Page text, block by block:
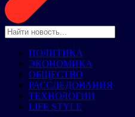
ПОЛИТИКА
ЭКОНОМИКА
ОБЩЕСТВО
РАССЛЕДОВАНИЯ
ТЕХНОЛОГИИ
LIFE STYLE